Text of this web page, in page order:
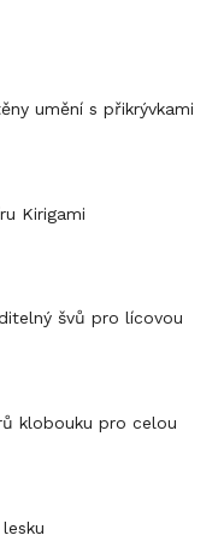
umění s přikrývkami
Kirigami
švů pro lícovou
klobouku pro celou